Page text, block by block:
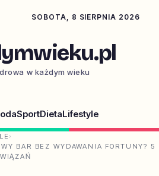
SOBOTA, 8 SIERPNIA 2026
w każdym wieku
SportDietaLifestyle
›
BAR BEZ WYDAWANIA FORTUNY? 5